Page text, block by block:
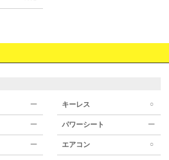
ー キーレス ○
ー パワーシート ー
ー エアコン ○